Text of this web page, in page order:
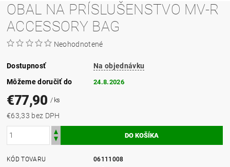
OBAL NA PRÍSLUŠENSTVO MV-R
ACCESSORY BAG
Neohodnotené
Dostupnosť
Na objednávku
Môžeme doručiť do
24.8.2026
€77,90 / ks
€63,33 bez DPH
KÓD TOVARU
06111008